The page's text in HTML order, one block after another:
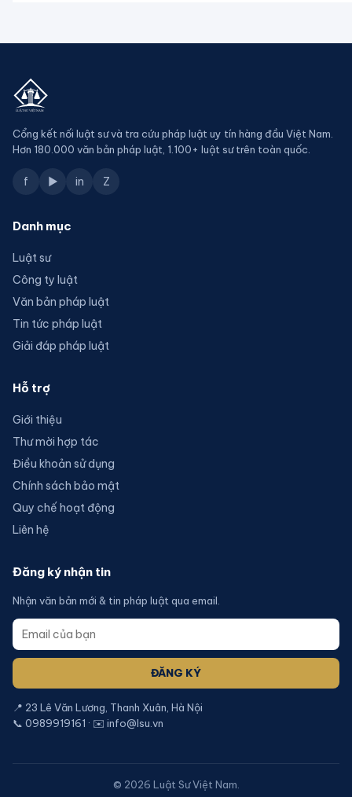
Cổng kết nối luật sư và tra cứu pháp luật uy tín hàng đầu Việt Nam.
Hơn 180.000 văn bản pháp luật, 1.100+ luật sư trên toàn quốc.
f ▶ in Z
Danh mục
Luật sư
Công ty luật
Văn bản pháp luật
Tin tức pháp luật
Giải đáp pháp luật
Hỗ trợ
Giới thiệu
Thư mời hợp tác
Điều khoản sử dụng
Chính sách bảo mật
Quy chế hoạt động
Liên hệ
Đăng ký nhận tin
Nhận văn bản mới & tin pháp luật qua email.
ĐĂNG KÝ
📍 23 Lê Văn Lương, Thanh Xuân, Hà Nội
📞 0989919161 · ✉️ info@lsu.vn
© 2026 Luật Sư Việt Nam.